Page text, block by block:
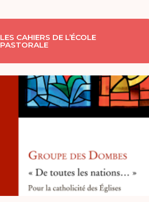
LES CAHIERS DE L’ÉCOLE
PASTORALE